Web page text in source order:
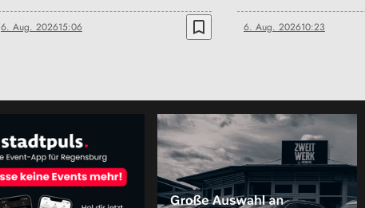
6. Aug. 202615:06 bookmark_border 6. Aug. 202610:23